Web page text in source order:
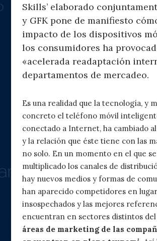
Skills’ elaborado
y GFK pone de manifiesto
impacto de los dispositivos
los consumidores ha
«acelerada readaptación
departamentos de mercadeo.
Es una realidad que la tecnología, y
concreto el teléfono móvil
conectado a Internet, ha cambiado
y la relación que éste tiene con las
no solo. En un momento en el que
multiplicado los canales de
hay nuevos medios y formas de
han aparecido competidores en
insospechados y las mejores
encuentran en sectores distintos
áreas de marketing de las